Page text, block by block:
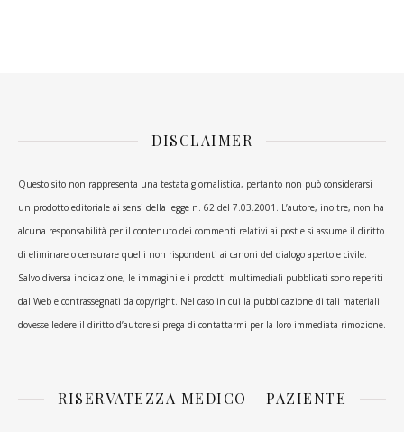
DISCLAIMER
Questo sito non rappresenta una testata giornalistica, pertanto non può considerarsi
un prodotto editoriale ai sensi della legge n. 62 del 7.03.2001. L’autore, inoltre, non ha
alcuna responsabilità per il contenuto dei commenti relativi ai post e si assume il diritto
di eliminare o censurare quelli non rispondenti ai canoni del dialogo aperto e civile.
Salvo diversa indicazione, le immagini e i prodotti multimediali pubblicati sono reperiti
dal Web e contrassegnati da copyright. Nel caso in cui la pubblicazione di tali materiali
dovesse ledere il diritto d’autore si prega di contattarmi per la loro immediata rimozione.
RISERVATEZZA MEDICO – PAZIENTE